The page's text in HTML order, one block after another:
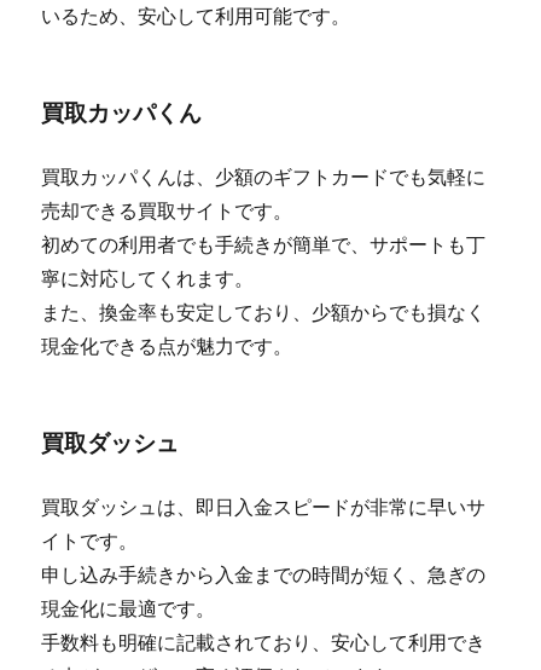
いるため、安心して利用可能です。
買取カッパくん
買取カッパくんは、少額のギフトカードでも気軽に
売却できる買取サイトです。
初めての利用者でも手続きが簡単で、サポートも丁
寧に対応してくれます。
また、換金率も安定しており、少額からでも損なく
現金化できる点が魅力です。
買取ダッシュ
買取ダッシュは、即日入金スピードが非常に早いサ
イトです。
申し込み手続きから入金までの時間が短く、急ぎの
現金化に最適です。
手数料も明確に記載されており、安心して利用でき